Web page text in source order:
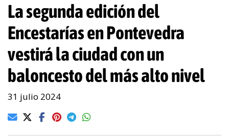
La segunda edición del
Encestarías en Pontevedra
vestirá la ciudad con un
baloncesto del más alto nivel
31 julio 2024